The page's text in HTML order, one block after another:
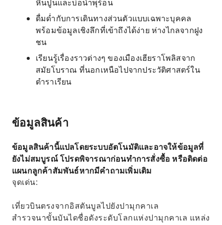
หินปูนและบ่อน้ำพุร้อน
ดื่มด่ำกับการเดินทางส่วนตัวแบบเฉพาะบุคคล
พร้อมข้อมูลเชิงลึกที่เข้าถึงได้ง่าย ห่างไกลจากฝูง
ชน
เรียนรู้เรื่องราวต่างๆ ของเมืองเฮียราโพลิสจาก
สมัยโบราณ ที่นอกเหนือไปจากประวัติศาสตร์ใน
ตำราเรียน
ข้อมูลสินค้า
ข้อมูลสินค้านี้แปลโดยระบบอัตโนมัติและอาจให้ข้อมูลที่
ยังไม่สมบูรณ์ โปรดพิจารณาก่อนทำการสั่งซื้อ หรือติดต่อ
แผนกลูกค้าสัมพันธ์หากมีคำถามเพิ่มเติม
จุดเด่น:
เที่ยวบินตรงจากอิสตันบูลไปยังปามุกคาเล
สำรวจนาขั้นบันไดชื่อดังระดับโลกแห่งปามุกคาเล แหล่ง